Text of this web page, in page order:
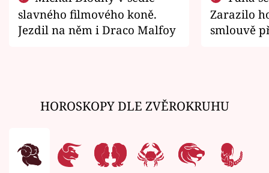
slavného filmového koně.
Jezdil na něm i Draco Malfoy
Zarazilo
smlouvě
HOROSKOPY DLE ZVĚROKRUHU